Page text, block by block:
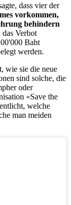
dass vier der
vorkommen,
behindern
das Verbot
Baht
werden.
wie sie die neue
sind solche, die
oder
«Save the
welche
man meiden